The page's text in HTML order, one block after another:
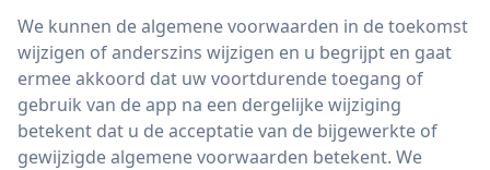
We kunnen de algemene voorwaarden in de toekomst
wijzigen of anderszins wijzigen en u begrijpt en gaat
ermee akkoord dat uw voortdurende toegang of
gebruik van de app na een dergelijke wijziging
betekent dat u de acceptatie van de bijgewerkte of
gewijzigde algemene voorwaarden betekent. We